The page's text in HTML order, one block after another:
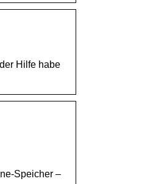
Hilfe habe
Speicher –